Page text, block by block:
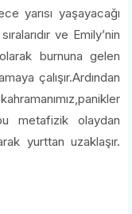
yarısı yaşayacağı
ve Emily’nin
burnuna gelen
çalışır.Ardından
metafizik olaydan
yurttan uzaklaşır.